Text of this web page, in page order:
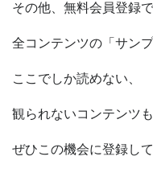
その他、無料会員登録で
全コンテンツの「サン
ここでしか読めない、
観られないコンテンツ
ぜひこの機会に登録して